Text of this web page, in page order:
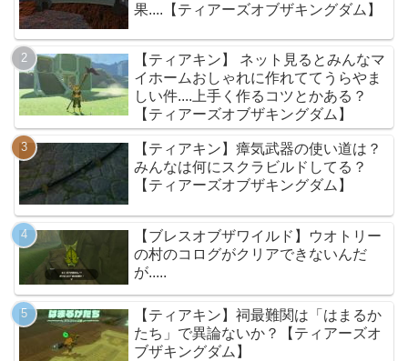
果....【ティアーズオブザキングダム】
【ティアキン】 ネット見るとみんなマ
イホームおしゃれに作れててうらやま
しい件....上手く作るコツとかある？
【ティアーズオブザキングダム】
【ティアキン】瘴気武器の使い道は？
みんなは何にスクラビルドしてる？
【ティアーズオブザキングダム】
【ブレスオブザワイルド】ウオトリー
の村のコログがクリアできないんだ
が.....
【ティアキン】祠最難関は「はまるか
たち」で異論ないか？【ティアーズオ
ブザキングダム】